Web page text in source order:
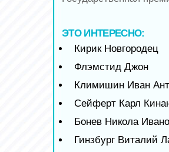
ЭТО ИНТЕРЕСНО:
Кирик Новгородец
Флэмстид Джон
Климишин Иван
Сейферт Карл
Бонев Никола
Гинзбург Виталий